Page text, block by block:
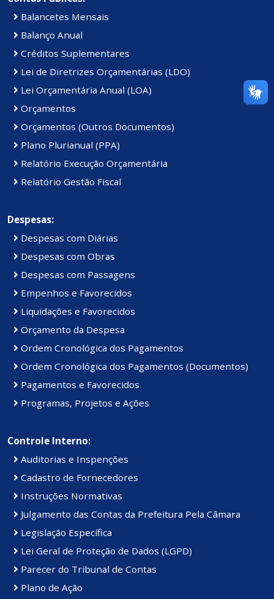
Balancetes Mensais
Balanço Anual
Créditos Suplementares
Lei de Diretrizes Orçamentárias (LDO)
Lei Orçamentária Anual (LOA)
Orçamentos
Orçamentos (Outros Documentos)
Plano Plurianual (PPA)
Relatório Execução Orçamentária
Relatório Gestão Fiscal
Despesas:
Despesas com Diárias
Despesas com Obras
Despesas com Passagens
Empenhos e Favorecidos
Liquidações e Favorecidos
Orçamento da Despesa
Ordem Cronológica dos Pagamentos
Ordem Cronológica dos Pagamentos (Documentos)
Pagamentos e Favorecidos
Programas, Projetos e Ações
Controle Interno:
Auditorias e Inspenções
Cadastro de Fornecedores
Instruções Normativas
Julgamento das Contas da Prefeitura Pela Câmara
Legislação Específica
Lei Geral de Proteção de Dados (LGPD)
Parecer do Tribunal de Contas
Plano de Ação